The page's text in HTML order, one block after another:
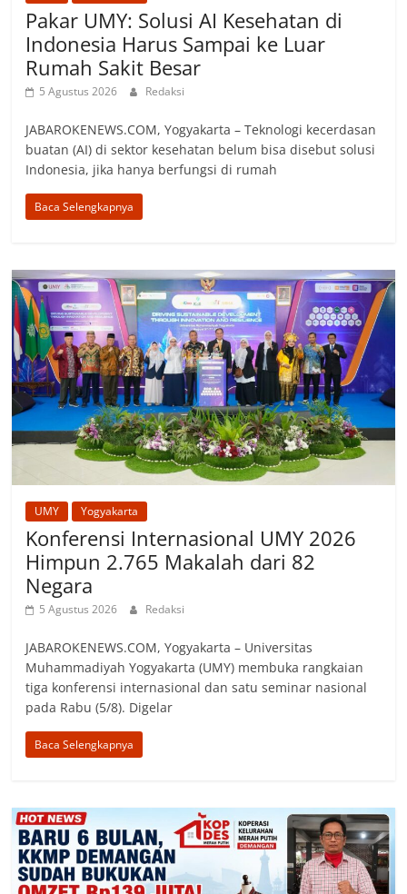
Pakar UMY: Solusi AI Kesehatan di
Indonesia Harus Sampai ke Luar
Rumah Sakit Besar
5 Agustus 2026 Redaksi
JABAROKENEWS.COM, Yogyakarta – Teknologi kecerdasan
buatan (AI) di sektor kesehatan belum bisa disebut solusi
Indonesia, jika hanya berfungsi di rumah
Baca Selengkapnya
UMY Yogyakarta
Konferensi Internasional UMY 2026
Himpun 2.765 Makalah dari 82
Negara
5 Agustus 2026 Redaksi
JABAROKENEWS.COM, Yogyakarta – Universitas
Muhammadiyah Yogyakarta (UMY) membuka rangkaian
tiga konferensi internasional dan satu seminar nasional
pada Rabu (5/8). Digelar
Baca Selengkapnya